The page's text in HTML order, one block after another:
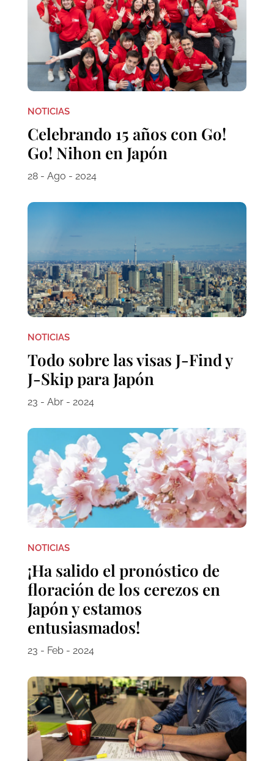
NOTICIAS
Celebrando 15 años con Go!
Go! Nihon en Japón
28 - Ago - 2024
NOTICIAS
Todo sobre las visas J-Find y
J-Skip para Japón
23 - Abr - 2024
NOTICIAS
¡Ha salido el pronóstico de
floración de los cerezos en
Japón y estamos
entusiasmados!
23 - Feb - 2024